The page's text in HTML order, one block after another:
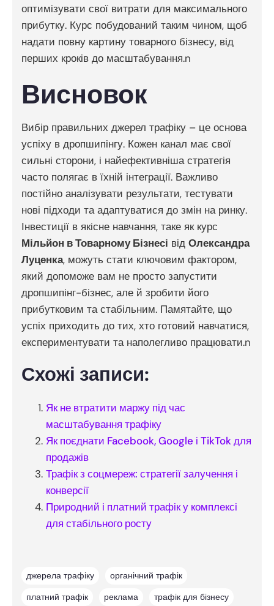
оптимізувати свої витрати для максимального
прибутку. Курс побудований таким чином, щоб
надати повну картину товарного бізнесу, від
перших кроків до масштабування.n
Висновок
Вибір правильних джерел трафіку – це основа
успіху в дропшипінгу. Кожен канал має свої
сильні сторони, і найефективніша стратегія
часто полягає в їхній інтеграції. Важливо
постійно аналізувати результати, тестувати
нові підходи та адаптуватися до змін на ринку.
Інвестиції в якісне навчання, таке як курс
Мільйон в Товарному Бізнесі від Олександра
Луценка, можуть стати ключовим фактором,
який допоможе вам не просто запустити
дропшипінг-бізнес, але й зробити його
прибутковим та стабільним. Памятайте, що
успіх приходить до тих, хто готовий навчатися,
експериментувати та наполегливо працювати.n
Схожі записи:
Як не втратити маржу під час
масштабування трафіку
Як поєднати Facebook, Google і TikTok для
продажів
Трафік з соцмереж: стратегії залучення і
конверсії
Природний і платний трафік у комплексі
для стабільного росту
джерела трафіку
органічний трафік
платний трафік
реклама трафік для бізнесу